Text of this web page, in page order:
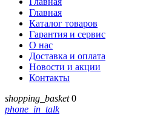
Главная
Каталог товаров
Гарантия и сервис
О нас
Доставка и оплата
Новости и акции
Контакты
shopping_basket 0
phone_in_talk